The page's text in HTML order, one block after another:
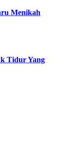
Menikah
Tidur Yang